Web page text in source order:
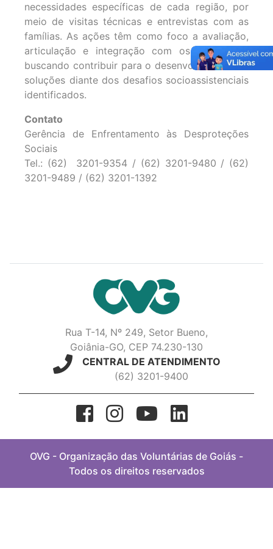
necessidades específicas de cada região, por
meio de visitas técnicas e entrevistas com as
famílias. As ações têm como foco a avaliação,
articulação e integração com os municípios,
buscando contribuir para o desenvolvimento de
soluções diante dos desafios socioassistenciais
identificados.
Contato
Gerência de Enfrentamento às Desproteções
Sociais
Tel.: (62) 3201-9354 / (62) 3201-9480 / (62)
3201-9489 / (62) 3201-1392
Rua T-14, Nº 249, Setor Bueno,
Goiânia-GO, CEP 74.230-130
CENTRAL DE ATENDIMENTO
(62) 3201-9400
OVG - Organização das Voluntárias de Goiás -
Todos os direitos reservados